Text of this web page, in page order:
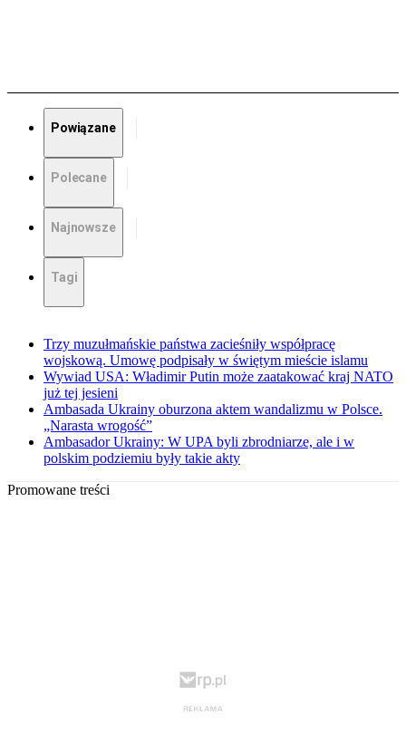
Powiązane
Polecane
Najnowsze
Tagi
Trzy muzułmańskie państwa zacieśniły współpracę
wojskową. Umowę podpisały w świętym mieście islamu
Wywiad USA: Władimir Putin może zaatakować kraj NATO
już tej jesieni
Ambasada Ukrainy oburzona aktem wandalizmu w Polsce.
„Narasta wrogość”
Ambasador Ukrainy: W UPA byli zbrodniarze, ale i w
polskim podziemiu były takie akty
Promowane treści